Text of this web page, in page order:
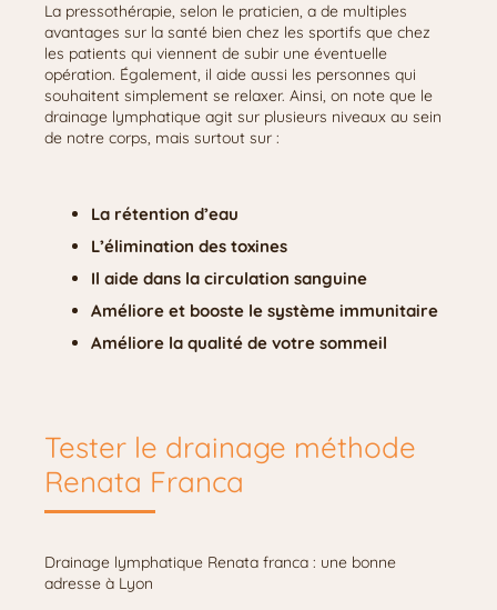
La pressothérapie, selon le praticien, a de multiples
avantages sur la santé bien chez les sportifs que chez
les patients qui viennent de subir une éventuelle
opération. Également, il aide aussi les personnes qui
souhaitent simplement se relaxer. Ainsi, on note que le
drainage lymphatique agit sur plusieurs niveaux au sein
de notre corps, mais surtout sur :
La rétention d’eau
L’élimination des toxines
Il aide dans la circulation sanguine
Améliore et booste le système immunitaire
Améliore la qualité de votre sommeil
Tester le drainage méthode
Renata Franca
Drainage lymphatique Renata franca : une bonne
adresse à Lyon